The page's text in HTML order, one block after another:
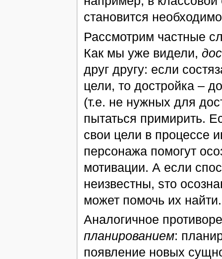
становится
Рассмотрим частные
Как мы уже видели,
друг другу: если
цели, то достройка –
(т.е. не нужных для
пытаться примирить.
свои цели в процессе
персонажа помогут
мотивации. А если
неизвестны, sто
может помочь их найти.
Аналогичное
планированием:
появление новых